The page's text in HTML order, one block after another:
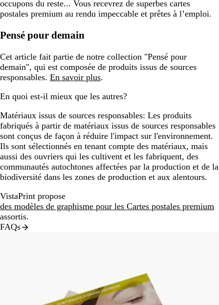
occupons du reste... Vous recevrez de superbes cartes
postales premium au rendu impeccable et prêtes à l’emploi.
Pensé pour demain
Cet article fait partie de notre collection "Pensé pour
demain", qui est composée de produits issus de sources
responsables. En savoir plus.
En quoi est-il mieux que les autres?
Matériaux issus de sources responsables: Les produits
fabriqués à partir de matériaux issus de sources responsables
sont conçus de façon à réduire l'impact sur l'environnement.
Ils sont sélectionnés en tenant compte des matériaux, mais
aussi des ouvriers qui les cultivent et les fabriquent, des
communautés autochtones affectées par la production et de la
biodiversité dans les zones de production et aux alentours.
VistaPrint propose
des modèles de graphisme pour les Cartes postales premium
assortis.
FAQs